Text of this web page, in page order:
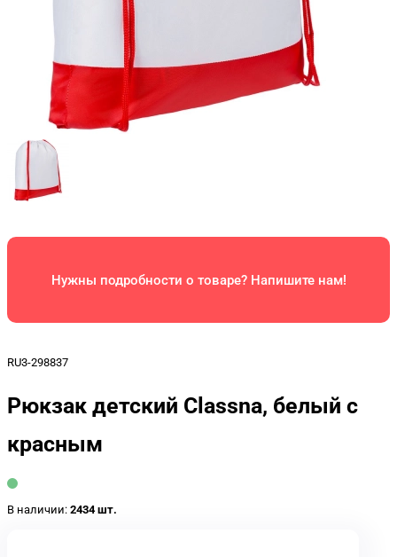
Нужны подробности о товаре? Напишите нам!
RU3-298837
Рюкзак детский Classna, белый с
красным
В наличии: 2434 шт.